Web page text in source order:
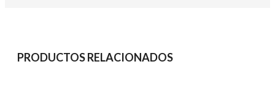
PRODUCTOS RELACIONADOS